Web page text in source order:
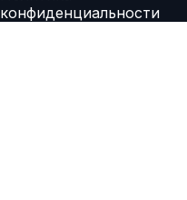
конфиденциальности